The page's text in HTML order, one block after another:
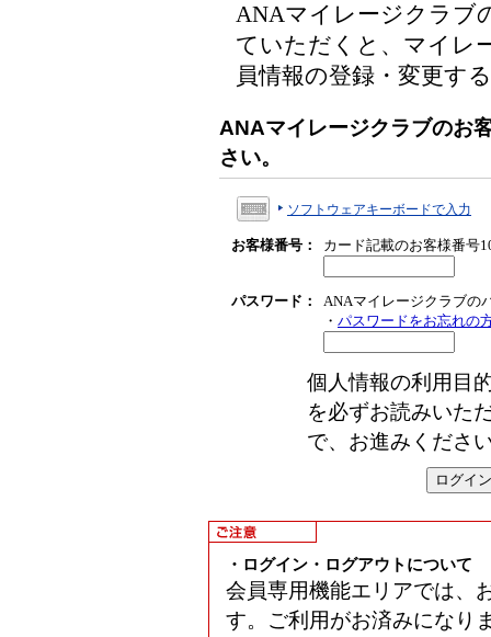
ANAマイレージクラブ
ていただくと、マイレ
員情報の登録・変更す
ANAマイレージクラブのお
さい。
ソフトウェアキーボードで入力
お客様番号： カード記載のお客様番号
パスワード：
ANAマイレージクラブの
・ パスワードをお忘れの
個人情報の利用目
を必ずお読みいた
で、お進みくださ
・ログイン・ログアウトについて
会員専用機能エリアでは、
す。ご利用がお済みになり